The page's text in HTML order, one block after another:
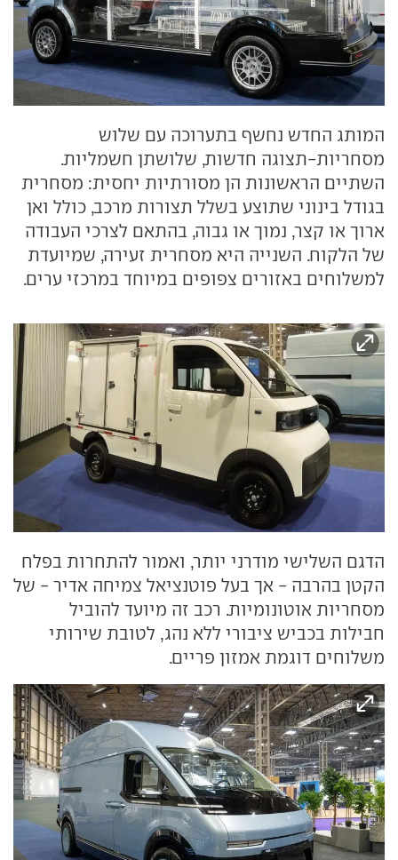
המותג החדש נחשף בתערוכה עם שלוש
מסחריות-תצוגה חדשות, שלושתן חשמליות.
השתיים הראשונות הן מסורתיות יחסית: מסחרית
בגודל בינוני שתוצע בשלל תצורות מרכב, כולל ואן
ארוך או קצר, נמוך או גבוה, בהתאם לצרכי העבודה
של הלקוח. השנייה היא מסחרית זעירה, שמיועדת
למשלוחים באזורים צפופים במיוחד במרכזי ערים.
הדגם השלישי מודרני יותר, ואמור להתחרות בפלח
הקטן בהרבה - אך בעל פוטנציאל צמיחה אדיר - של
מסחריות אוטונומיות. רכב זה מיועד להוביל
חבילות בכביש ציבורי ללא נהג, לטובת שירותי
משלוחים דוגמת אמזון פריים.